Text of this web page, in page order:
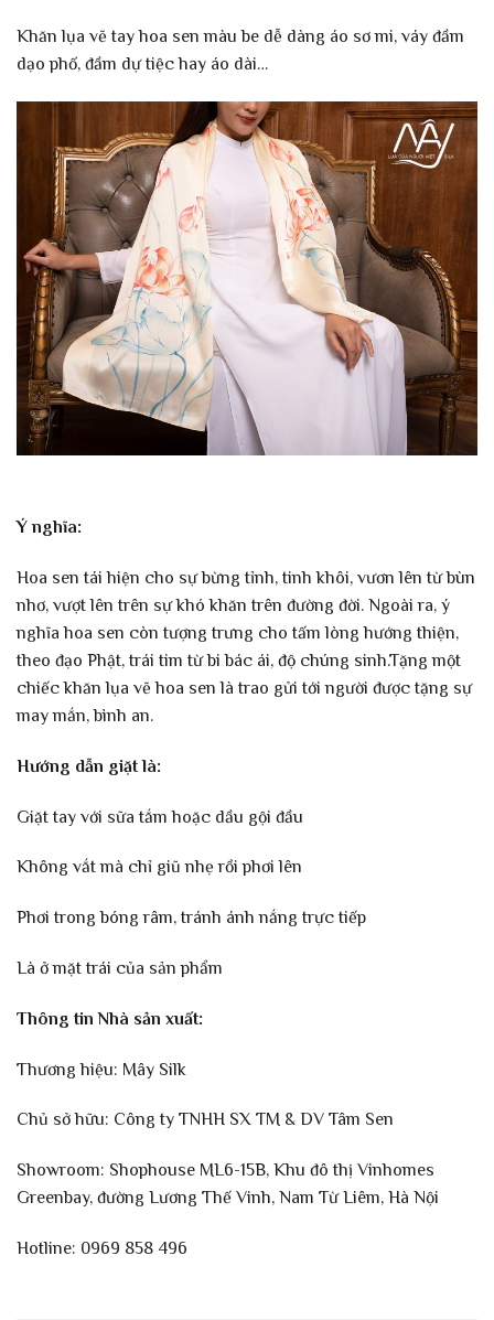
Khăn lụa vẽ tay hoa sen màu be dễ dàng áo sơ mi, váy đầm
dạo phố, đầm dự tiệc hay áo dài…
Ý nghĩa:
Hoa sen tái hiện cho sự bừng tỉnh, tinh khôi, vươn lên từ bùn
nhơ, vượt lên trên sự khó khăn trên đường đời. Ngoài ra, ý
nghĩa hoa sen còn tượng trưng cho tấm lòng hướng thiện,
theo đạo Phật, trái tim từ bi bác ái, độ chúng sinh.Tặng một
chiếc khăn lụa vẽ hoa sen là trao gửi tới người được tặng sự
may mắn, bình an.
Hướng dẫn giặt là:
Giặt tay với sữa tắm hoặc dầu gội đầu
Không vắt mà chỉ giũ nhẹ rồi phơi lên
Phơi trong bóng râm, tránh ánh nắng trực tiếp
Là ở mặt trái của sản phẩm
Thông tin Nhà sản xuất:
Thương hiệu: Mây Silk
Chủ sở hữu: Công ty TNHH SX TM & DV Tâm Sen
Showroom: Shophouse ML6-15B, Khu đô thị Vinhomes
Greenbay, đường Lương Thế Vinh, Nam Từ Liêm, Hà Nội
Hotline: 0969 858 496